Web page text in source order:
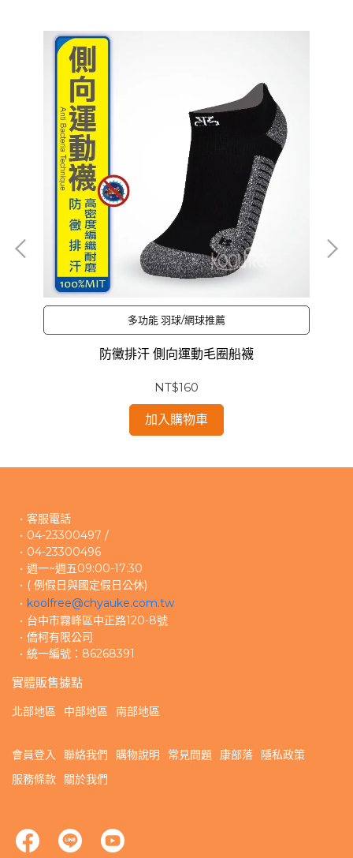
多功能 羽球/網球推薦
防黴排汗 側向運動毛圈船襪
NT$160
加入購物車
客服電話
04-23300497 /
04-23300496
週一~週五09:00-17:30
( 例假日與國定假日公休)
koolfree@chyauke.com.tw
台中市霧峰區中正路120-8號
僑柯有限公司
統一編號：86268391
實體販售據點
北部地區 中部地區 南部地區
會員登入 聯絡我們 購物說明 常見問題 康部落
隱私政策
服務條款
關於我們